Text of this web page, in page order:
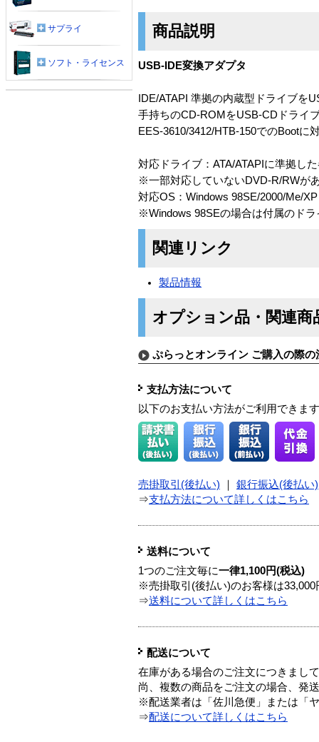
商品説明
USB-IDE変換アダプタ
IDE/ATAPI 準拠の内蔵型ドライブを
手持ちのCD-ROMをUSB-CDドライ
EES-3610/3412/HTB-150でのBootに
対応ドライブ：ATA/ATAPIに準拠し
※一部対応していないDVD-R/RWがあ
対応OS：Windows 98SE/2000/Me/XP
※Windows 98SEの場合は付属のドラ
関連リンク
製品情報
オプション品・関連商
ぷらっとオンライン ご購入の際の
支払方法について
以下のお支払い方法がご利用できます
売掛取引(後払い) 銀行振込(後払い)
⇒支払方法について詳しくはこちら
送料について
1つのご注文毎に一律1,100円(税込)
※売掛取引(後払い)のお客様は33,000
⇒送料について詳しくはこちら
配送について
在庫がある場合のご注文につきまし
尚、複数の商品をご注文の場合、発
※配送業者は「佐川急便」または「
⇒配送について詳しくはこちら
サプライ
ソフト・ライセンス